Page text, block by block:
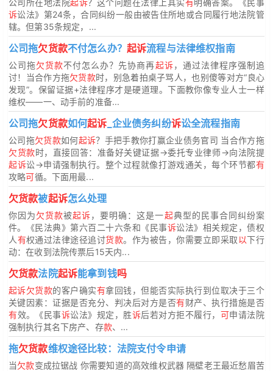
公司所在地法院起诉？这个问题在法律上其实有 明确答案。《民事
诉讼法》第24条，合同纠纷一般由被告住所地或合同履行地法院管
辖。但第35条规定，...
公司拖欠货款不付怎么办？ 起诉流程与法律维权指南
公司拖欠货款不付怎么办？先协商再起诉，通过法律程序强制追
讨！当合作方拖欠货款时，别急着拍桌子骂人，也别傻等对方“良心
发现”。保留证据+法律程序才是硬道理。下面教你像专业人士一样
维权——一、动手前的准备...
公司拖欠货款如何起诉 _企业债务纠纷诉讼全流程指南
公司拖欠货款如何起诉？手把手教你打赢企业债务官司 当合作方拖
欠货款时，直接回答：准备好关键证据→委托专业律师→向法院提
起诉讼→申请强制执行。整个过程就像打游戏通关，每个环节都有
攻略可循。下面用最...
欠货款被起诉怎么处理
你因为欠货款被起诉，要明确：这是一起典型的民事合同纠纷案
件。《民法典》第六百二十六条和《民事诉讼法》相关规定，债权
人有权通过法律途径追讨货款。作为被告，你需要立即采取以下行
动：在收到法院传票后15天内...
欠货款法院起诉能拿到钱吗
起诉欠货款的客户确实有拿回钱，但能否实际执行到位取决于三个
关键因素：证据是否充分、判决后对方是否有财产、执行措施是否
有效。《民事诉讼法》规定，胜诉后若对方拒不履行， 可申请法院
强制执行其名下房产、存款、...
拖欠货款维权途径比较：法院支付令申请
当欠款变成拉锯战 你需要知道的高效维权武器 隔壁老王最近愁眉苦